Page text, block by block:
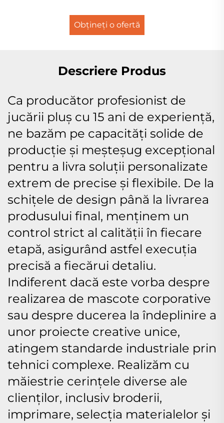
Obțineți o ofertă
Descriere Produs
Ca producător profesionist de
jucării pluș cu 15 ani de experiență,
ne bazăm pe capacități solide de
producție și meșteșug excepțional
pentru a livra soluții personalizate
extrem de precise și flexibile. De la
schițele de design până la livrarea
produsului final, menținem un
control strict al calității în fiecare
etapă, asigurând astfel execuția
precisă a fiecărui detaliu.
Indiferent dacă este vorba despre
realizarea de mascote corporative
sau despre ducerea la îndeplinire a
unor proiecte creative unice,
atingem standarde industriale prin
tehnici complexe. Realizăm cu
măiestrie cerințele diverse ale
clienților, inclusiv broderii,
imprimare, selecția materialelor și